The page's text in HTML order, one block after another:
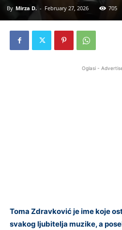
By Mirza D. - February 27, 2026 705
Oglasi -
Toma Zdravković je ime koje
svakog ljubitelja muzike, a